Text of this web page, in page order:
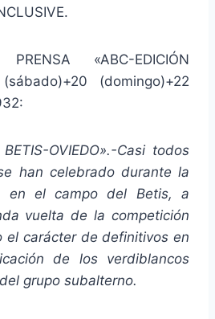
«ABC-EDICIÓN
(domingo)+22
OVIEDO».-Casi todos
han celebrado durante la
en el campo del Betis, a
vuelta de la competición
el carácter de definitivos en
de los verdiblancos
grupo subalterno.